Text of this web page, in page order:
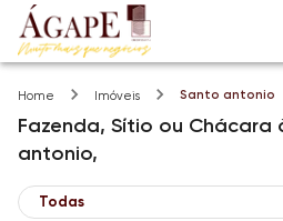
Home Imóveis Santo antonio
Fazenda, Sítio ou Chácara
antonio,